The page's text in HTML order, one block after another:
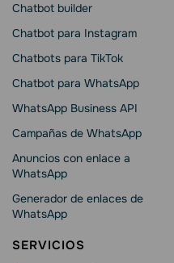
Chatbot builder
Chatbot para Instagram
Chatbots para TikTok
Chatbot para WhatsApp
WhatsApp Business API
Campañas de WhatsApp
Anuncios con enlace a
WhatsApp
Generador de enlaces de
WhatsApp
SERVICIOS